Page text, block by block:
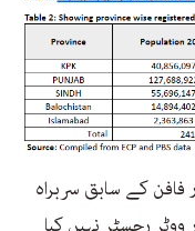
فافن کے سابق سربراہ